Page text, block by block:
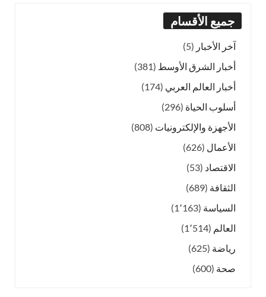
جميع الأقسام
آخر الأخبار (5)
أخبار الشرق الأوسط (381)
أخبار العالم العربي (174)
أسلوب الحياة (296)
الأجهزة والإلكترونيات (808)
الأعمال (626)
الاقتصاد (53)
الثقافة (689)
السياسة (1٬163)
العالم (1٬514)
رياضة (625)
صحة (600)